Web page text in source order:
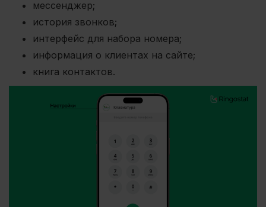
мессенджер;
история звонков;
интерфейс для набора номера;
информация о клиентах на сайте;
книга контактов.